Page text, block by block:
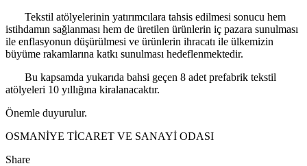
Tekstil atölyelerinin yatırımcılara tahsis edilmesi sonucu hem
istihdamın sağlanması hem de üretilen ürünlerin iç pazara sunulması
ile enflasyonun düşürülmesi ve ürünlerin ihracatı ile ülkemizin
büyüme rakamlarına katkı sunulması hedeflenmektedir.
Bu kapsamda yukarıda bahsi geçen 8 adet prefabrik tekstil
atölyeleri 10 yıllığına kiralanacaktır.
Önemle duyurulur.
OSMANİYE TİCARET VE SANAYİ ODASI
Share